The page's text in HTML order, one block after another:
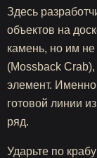
Здесь
объектов на
камень, но им
(Mossback
элемент. Именно
готовой линии
ряд.
Ударьте по